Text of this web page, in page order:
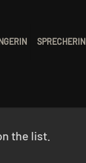
SPRECHERIN
the list.